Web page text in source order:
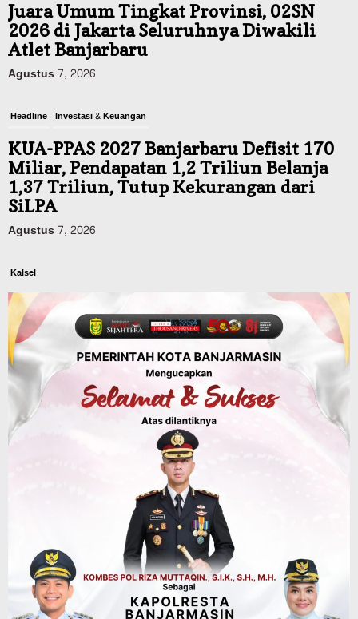
Juara Umum Tingkat Provinsi, 02SN
2026 di Jakarta Seluruhnya Diwakili
Atlet Banjarbaru
Agustus 7, 2026
Headline Investasi & Keuangan
KUA-PPAS 2027 Banjarbaru Defisit 170
Miliar, Pendapatan 1,2 Triliun Belanja
1,37 Triliun, Tutup Kekurangan dari
SiLPA
Agustus 7, 2026
Kalsel
Operasi Sikat Intan 2026 Berakhir, Polda
Kalsel Amankan Ribuan Miras Hingga
Beberapa Tuak
Agustus 7, 2026
Advertorial Pemkab Balangan
Silaturahmi ke DPRD Balangan, Kapolres
AKBP Arif Mansyur Perkuat Koordinasi
Dinas PUPR Kalsel Headline Pembangunan
Jalan Veteran Km 5,5 Sungai Lulut
Dibuka Pasca Retak dan Amblas,